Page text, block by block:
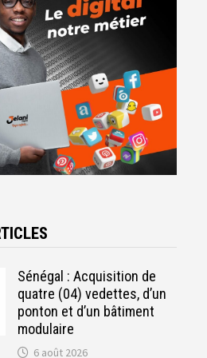
Sénégal : Acquisition de
quatre (04) vedettes, d’un
ponton et d’un bâtiment
modulaire
6 août 2026